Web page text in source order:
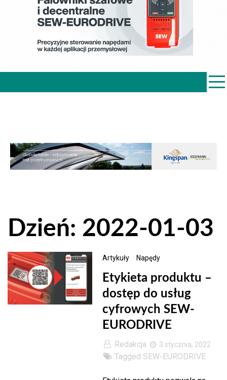
PRZEMYSŁ
Dzień: 2022-01-03
Artykuły Napędy
Etykieta produktu –
dostęp do usług
cyfrowych SEW-
EURODRIVE
Redakcja 3 stycznia, 2022
Tagged SEW-EURODRIVE